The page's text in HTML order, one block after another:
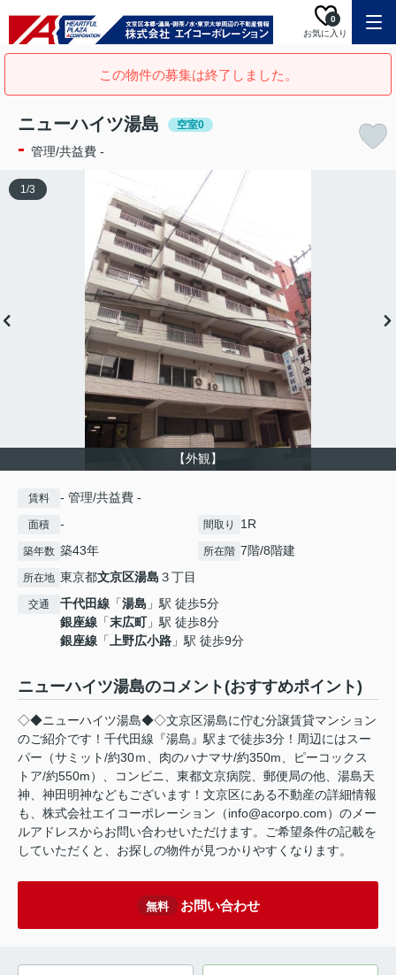
お気に入り
0
この物件の募集は終了しました。
ニューハイツ湯島 空室0
- 管理/共益費 -
【外観】
1/3
賃料 - 管理/共益費 -
面積 - 間取り 1R
築年数 築43年 所在階 7階/8階建
所在地 東京都文京区湯島 ３丁目
交通 千代田線 「湯島 」駅 徒歩5分
銀座線 「末広町」駅 徒歩8分
銀座線 「上野広小路 」駅 徒歩9分
ニューハイツ湯島のコメント(おすすめポイント)
◇◆ニューハイツ湯島◆◇文京区湯島に佇む分譲賃貸マンション
のご紹介です！千代田線『湯島』駅まで徒歩3分！周辺にはスー
パー（サミット/約30ｍ、肉のハナマサ/約350m、ピーコックス
トア/約550m）、コンビニ、東都文京病院、郵便局の他、湯島天
神、神田明神などもございます！文京区にある不動産の詳細情報
も、株式会社エイコーポレーション（info@acorpo.com）のメー
ルアドレスからお問い合わせいただけます。ご希望条件の記載を
していただくと、お探しの物件が見つかりやすくなります。
無料 お問い合わせ